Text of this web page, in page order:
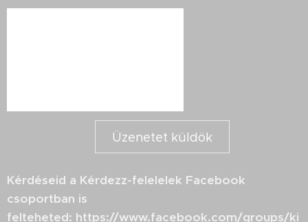
Üzenetet küldök
Kérdéseid a Kérdezz-felelelek Facebook
csoportban is
felteheted: https://www.facebook.com/groups/ki